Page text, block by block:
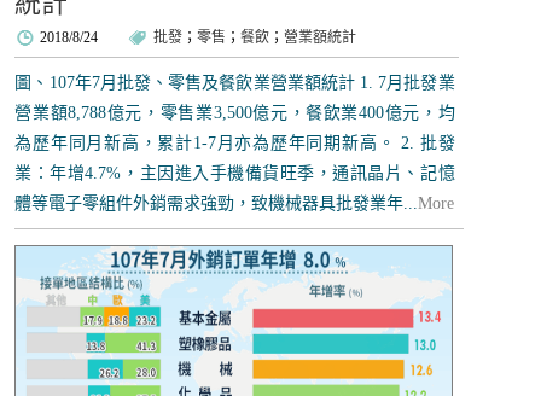
2018/8/24 批發 ；零售 ；餐飲 ；營業額統計
圖、107年7月批發、零售及餐飲業營業額統計 1. 7月批發業
營業額8,788億元，零售業3,500億元，餐飲業400億元，均
為歷年同月新高，累計1-7月亦為歷年同期新高。 2. 批發
業：年增4.7%，主因進入手機備貨旺季，通訊晶片、記憶
體等電子零組件外銷需求強勁，致機械器具批發業年...More